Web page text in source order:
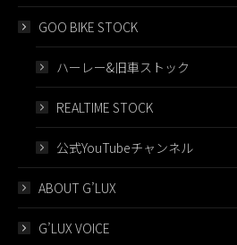
GOO BIKE STOCK
ハーレー&旧車ストック
REALTIME STOCK
公式YouTubeチャンネル
ABOUT G’LUX
G’LUX VOICE